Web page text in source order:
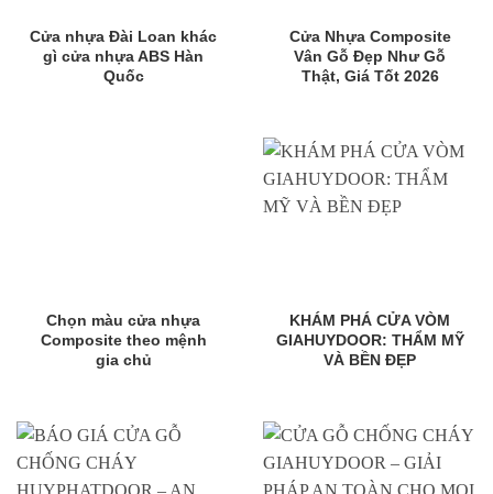
Cửa nhựa Đài Loan khác
gì cửa nhựa ABS Hàn
Quốc
Cửa Nhựa Composite
Vân Gỗ Đẹp Như Gỗ
Thật, Giá Tốt 2026
Chọn màu cửa nhựa
Composite theo mệnh
gia chủ
KHÁM PHÁ CỬA VÒM
GIAHUYDOOR: THẨM MỸ
VÀ BỀN ĐẸP